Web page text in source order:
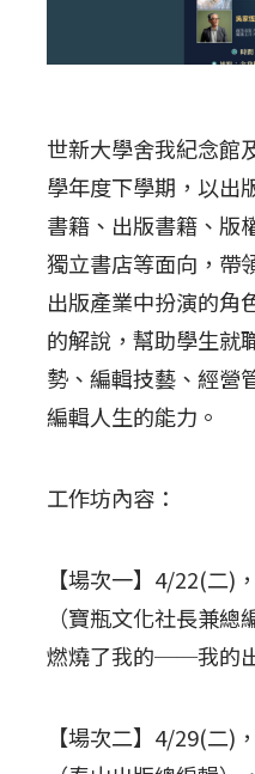
世新大學舍我紀念館
學年度下學期，以出
書籍、出版書籍、版
獨立書店等面向，帶
出版產業中扮演的角
的解說，幫助學生就
勢、編輯技藝、經營
編輯人生的能力。
工作坊內容：
【場次一】4/22(二)
（寶瓶文化社長兼
燃燒了我的──我的
【場次二】4/29(二)